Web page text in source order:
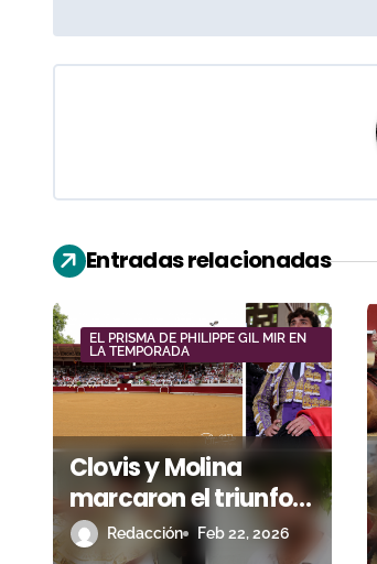
v
a
c
i
ó
n
d
e
e
n
Entradas relacionadas
EL PRISMA DE PHILIPPE GIL MIR EN
LA TEMPORADA
Clovis y Molina
marcaron el triunfo
en Saint-Vincent-
Redacción Feb 22, 2026